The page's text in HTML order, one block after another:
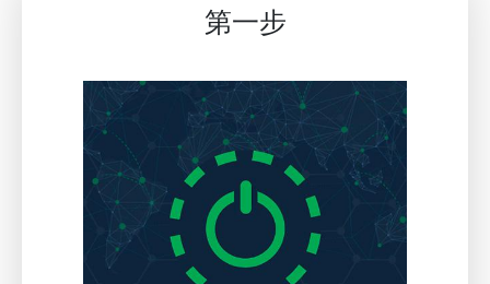
第一步